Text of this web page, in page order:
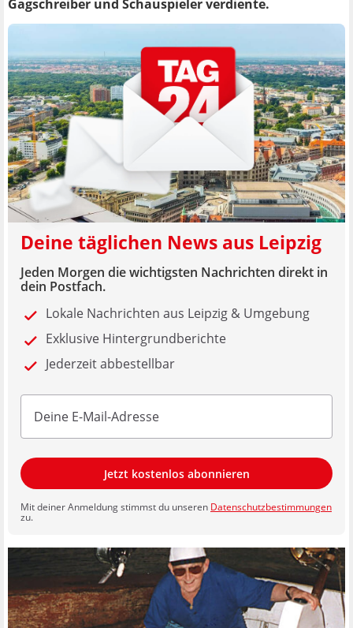
Gagschreiber und Schauspieler verdiente.
Deine täglichen News aus Leipzig
Jeden Morgen die wichtigsten Nachrichten direkt in
dein Postfach.
Lokale Nachrichten aus Leipzig & Umgebung
Exklusive Hintergrundberichte
Jederzeit abbestellbar
Jetzt kostenlos abonnieren
Mit deiner Anmeldung stimmst du unseren Datenschutzbestimmungen
zu.